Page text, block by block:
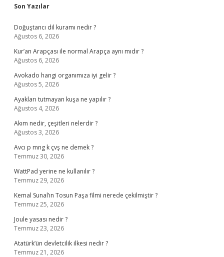
Sidebar
Son Yazılar
Doğuştancı dil kuramı nedir ?
Ağustos 6, 2026
Kur’an Arapçası ile normal Arapça aynı mıdır ?
Ağustos 6, 2026
Avokado hangi organımıza iyi gelir ?
Ağustos 5, 2026
Ayakları tutmayan kuşa ne yapılır ?
Ağustos 4, 2026
Akım nedir, çeşitleri nelerdir ?
Ağustos 3, 2026
Avcı p mng k çvş ne demek ?
Temmuz 30, 2026
WattPad yerine ne kullanılır ?
Temmuz 29, 2026
Kemal Sunal’ın Tosun Paşa filmi nerede çekilmiştir ?
Temmuz 25, 2026
Joule yasası nedir ?
Temmuz 23, 2026
Atatürk’ün devletcilik ilkesi nedir ?
Temmuz 21, 2026